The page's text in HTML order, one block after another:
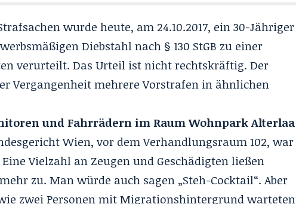
wurde heute, am 24.10.2017, ein 30-Jähriger
Diebstahl nach § 130 StGB zu einer
verurteilt. Das Urteil ist nicht rechtskräftig. Der
Vergangenheit mehrere Vorstrafen in ähnlichen
und Fahrrädern im Raum Wohnpark Alterlaa
Wien, vor dem Verhandlungsraum 102, war
Vielzahl an Zeugen und Geschädigten ließen
zu. Man würde auch sagen „Steh-Cocktail“. Aber
zwei Personen mit Migrationshintergrund warteten